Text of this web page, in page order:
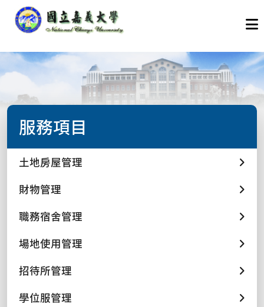
服務項目
土地房屋管理
財物管理
職務宿舍管理
場地使用管理
招待所管理
學位服管理